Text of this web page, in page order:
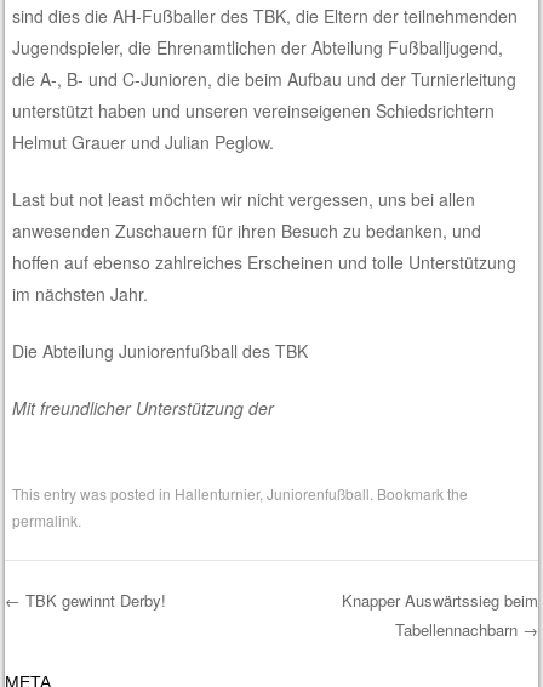
sind dies die AH-Fußballer des TBK, die Eltern der teilnehmenden
Jugendspieler, die Ehrenamtlichen der Abteilung Fußballjugend,
die A-, B- und C-Junioren, die beim Aufbau und der Turnierleitung
unterstützt haben und unseren vereinseigenen Schiedsrichtern
Helmut Grauer und Julian Peglow.
Last but not least möchten wir nicht vergessen, uns bei allen
anwesenden Zuschauern für ihren Besuch zu bedanken, und
hoffen auf ebenso zahlreiches Erscheinen und tolle Unterstützung
im nächsten Jahr.
Die Abteilung Juniorenfußball des TBK
Mit freundlicher Unterstützung der
This entry was posted in Hallenturnier,Juniorenfußball . Bookmark the
permalink
← TBK gewinnt Derby!
Knapper Auswärtssieg beim
Tabellennachbarn →
META